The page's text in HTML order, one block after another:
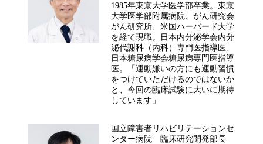
1985年東京大学医学部卒業。東京
大学医学部附属病院、がん研究会
がん研究所、米国ハーバード大学
を経て現職。日本内分泌学会内分
泌代謝科（内科）専門医指導医、
日本糖尿病学会糖尿病専門医指導
医。「運動嫌いの方にも運動習慣
をつけていただけるのではないか
と、今回の臨床試験に大いに期待
しています」
国立障害者リハビリテーションセ
ンター病院 臨床研究開発部長